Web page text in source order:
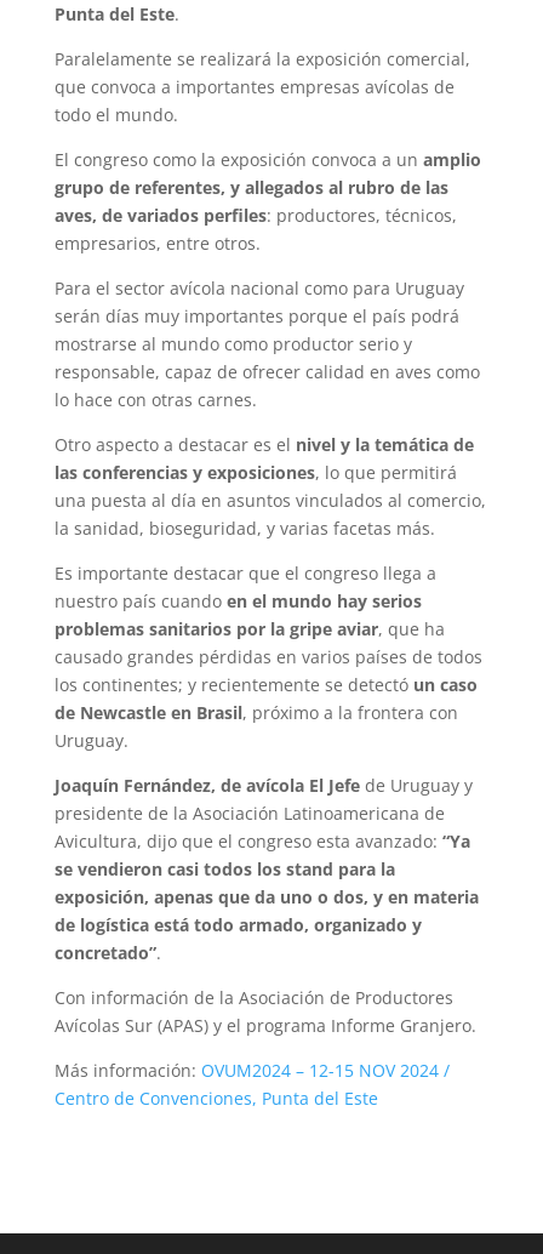
Punta del Este.
Paralelamente se realizará la exposición comercial,
que convoca a importantes empresas avícolas de
todo el mundo.
El congreso como la exposición convoca a un amplio
grupo de referentes, y allegados al rubro de las
aves, de variados perfiles: productores, técnicos,
empresarios, entre otros.
Para el sector avícola nacional como para Uruguay
serán días muy importantes porque el país podrá
mostrarse al mundo como productor serio y
responsable, capaz de ofrecer calidad en aves como
lo hace con otras carnes.
Otro aspecto a destacar es el nivel y la temática de
las conferencias y exposiciones, lo que permitirá
una puesta al día en asuntos vinculados al comercio,
la sanidad, bioseguridad, y varias facetas más.
Es importante destacar que el congreso llega a
nuestro país cuando en el mundo hay serios
problemas sanitarios por la gripe aviar, que ha
causado grandes pérdidas en varios países de todos
los continentes; y recientemente se detectó un caso
de Newcastle en Brasil, próximo a la frontera con
Uruguay.
Joaquín Fernández, de avícola El Jefede Uruguay y
presidente de la Asociación Latinoamericana de
Avicultura, dijo que el congreso esta avanzado: “Ya
se vendieron casi todos los stand para la
exposición, apenas que da uno o dos, y en materia
de logística está todo armado, organizado y
concretado”.
Con información de la Asociación de Productores
Avícolas Sur (APAS) y el programa Informe Granjero.
Más información: OVUM2024 – 12-15 NOV 2024 /
Centro de Convenciones, Punta del Este